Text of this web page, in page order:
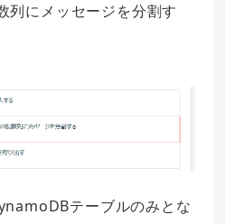
にメッセージを分割す
テーブルのみとな